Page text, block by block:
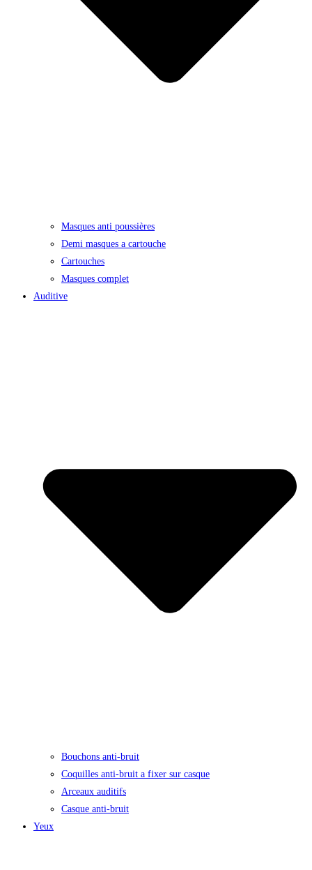
Masques anti poussières
Demi masques a cartouche
Cartouches
Masques complet
Auditive
Bouchons anti-bruit
Coquilles anti-bruit a fixer sur casque
Arceaux auditifs
Casque anti-bruit
Yeux